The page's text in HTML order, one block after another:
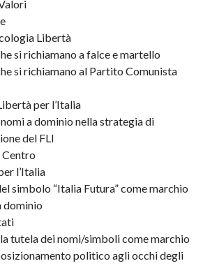
Libertà
si richiamano a falce e martello
si richiamano al Partito Comunista
per l’Italia
a dominio nella strategia di
del FLI
Centro
l’Italia
simbolo “Italia Futura” come marchio
dominio
tutela dei nomi/simboli come marchio
politico agli occhi degli